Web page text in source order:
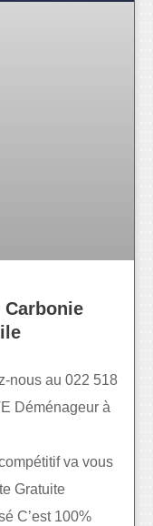
Carbonie
nous au 022 518
Déménageur à
va vous
Gratuite
C’est 100%